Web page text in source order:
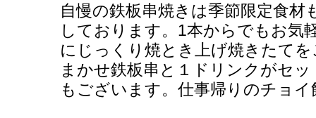
自慢の鉄板串焼きは季節限定食材
しております。1本からでもお気
にじっくり焼とき上げ焼きたて
まかせ鉄板串と１ドリンクがセ
もございます。仕事帰りのチョ